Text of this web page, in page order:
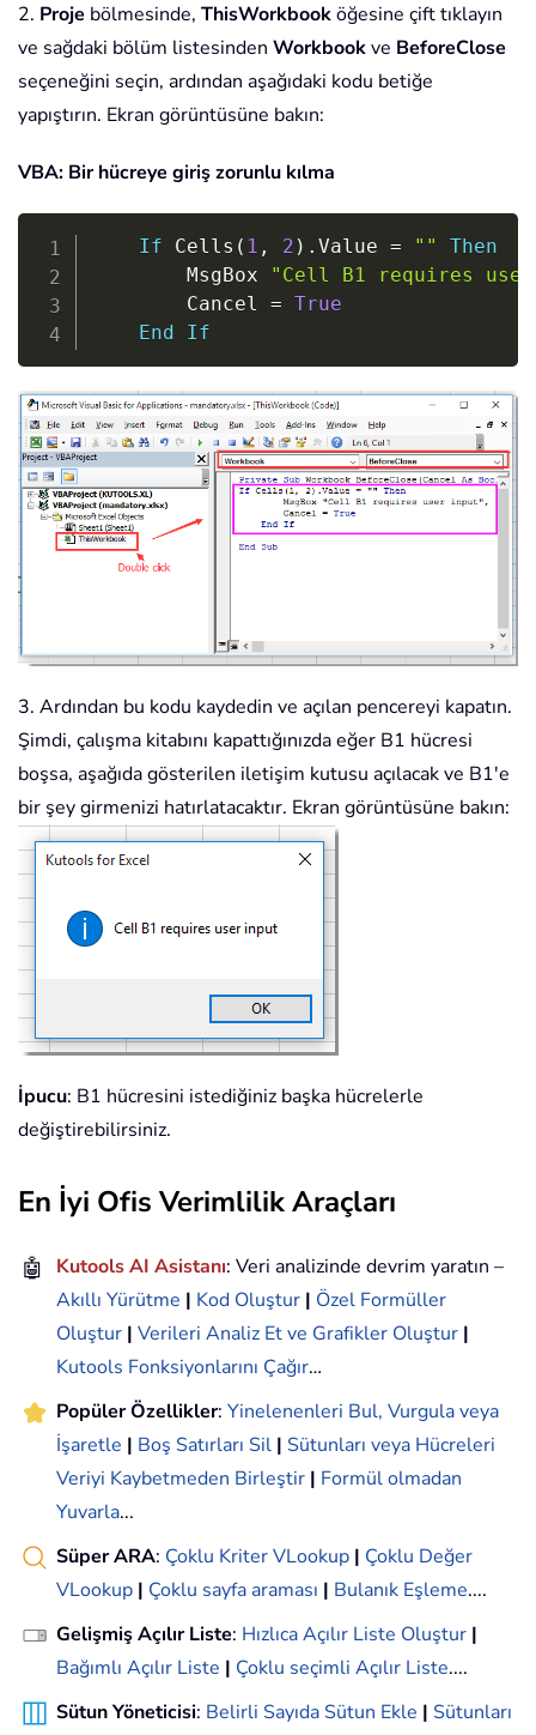
2. Proje bölmesinde, ThisWorkbooköğesine çift tıklayın
ve sağdaki bölüm listesinden Workbookve BeforeClose
seçeneğini seçin, ardından aşağıdaki kodu betiğe
yapıştırın. Ekran görüntüsüne bakın:
VBA: Bir hücreye giriş zorunlu kılma
If Cells ( 1 , 2 ) . Value = ""
Then
        MsgBox
"Cell B1 requires
        Cancel
= True
End
If
Copy
3. Ardından bu kodu kaydedin ve açılan pencereyi kapatın.
Şimdi, çalışma kitabını kapattığınızda eğer B1 hücresi
boşsa, aşağıda gösterilen iletişim kutusu açılacak ve B1'e
bir şey girmenizi hatırlatacaktır. Ekran görüntüsüne bakın:
İpucu: B1 hücresini istediğiniz başka hücrelerle
değiştirebilirsiniz.
En İyi Ofis Verimlilik Araçları
🤖 Kutools AI Asistanı: Veri analizinde devrim yaratın –
Akıllı Yürütme | Kod Oluştur | Özel Formüller
Oluştur | Verileri Analiz Et ve Grafikler Oluştur |
Kutools Fonksiyonlarını Çağır…
Popüler Özellikler: Yinelenenleri Bul, Vurgula veya
İşaretle | Boş Satırları Sil | Sütunları veya Hücreleri
Veriyi Kaybetmeden Birleştir | Formül olmadan
Yuvarla...
Süper ARA: Çoklu Kriter VLookup | Çoklu Değer
VLookup | Çoklu sayfa araması | Bulanık Eşleme....
Gelişmiş Açılır Liste: Hızlıca Açılır Liste Oluştur |
Bağımlı Açılır Liste | Çoklu seçimli Açılır Liste....
Sütun Yöneticisi: Belirli Sayıda Sütun Ekle | Sütunları